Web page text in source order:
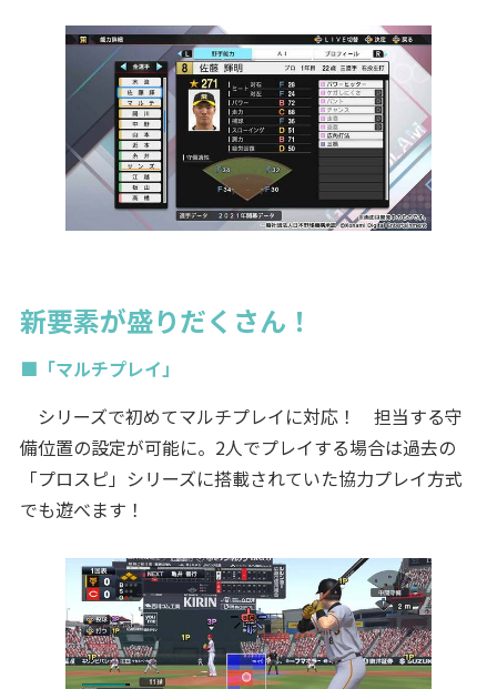
新要素が盛りだくさん！
■「マルチプレイ」
シリーズで初めてマルチプレイに対応！ 担当する守
備位置の設定が可能に。2人でプレイする場合は過去の
「プロスピ」シリーズに搭載されていた協力プレイ方式
でも遊べます！